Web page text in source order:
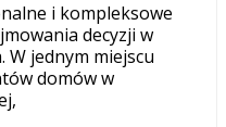
i kompleksowe
decyzji w
W jednym miejscu
domów w